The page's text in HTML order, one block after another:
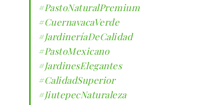
#PastoNaturalPremium
#CuernavacaVerde
#JardineríaDeCalidad
#PastoMexicano
#JardinesElegantes
#CalidadSuperior
#JiutepecNaturaleza